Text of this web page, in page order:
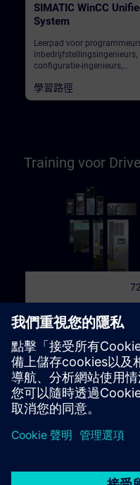
SIMATIC WinCC
System
Leerpad voor
inbedrijfstellingsingenieurs,
configuratie-ingenieurs,
onderhoudspersoneel,
學習路徑
Training voor
parametrisering
Leerpad voor programmeur,
commissioningpersoneel,
engineering,
onderhoudspersoneel
學習路徑